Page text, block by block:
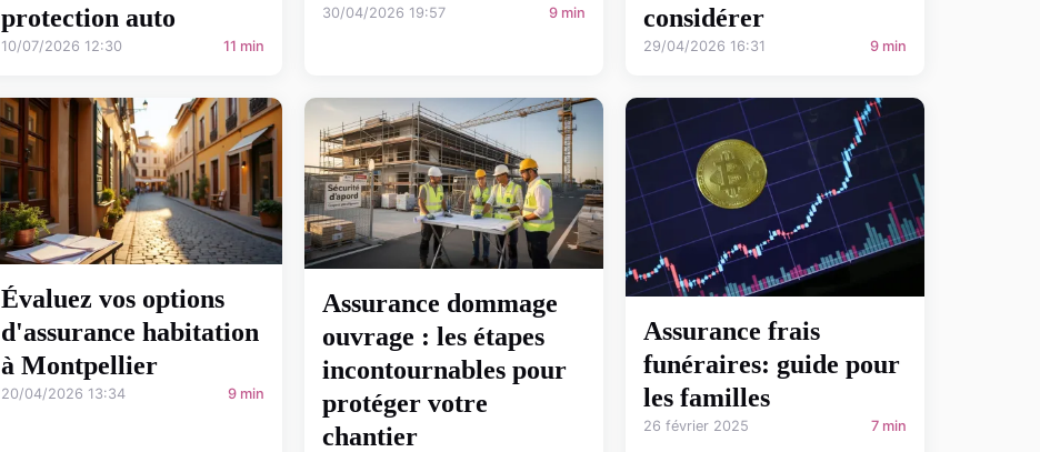
protection auto
10/07/2026 12:30 11 min
30/04/2026 19:57 9 min
considérer
29/04/2026 16:31 9 min
Évaluez vos options
d'assurance habitation
à Montpellier
20/04/2026 13:34 9 min
Assurance dommage
ouvrage : les étapes
incontournables pour
protéger votre
chantier
Assurance frais
funéraires: guide pour
les familles
26 février 2025 7 min